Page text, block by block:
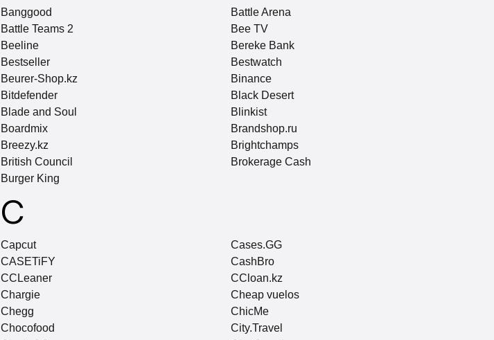
Banggood
Battle Arena
Battle Teams 2
Bee TV
Beeline
Bereke Bank
Bestseller
Bestwatch
Beurer-Shop.kz
Binance
Bitdefender
Black Desert
Blade and Soul
Blinkist
Boardmix
Brandshop.ru
Breezy.kz
Brightchamps
British Council
Brokerage Cash
Burger King
C
Capcut
Cases.GG
CASETiFY
CashBro
CCLeaner
CCloan.kz
Chargie
Cheap vuelos
Chegg
ChicMe
Chocofood
City.Travel